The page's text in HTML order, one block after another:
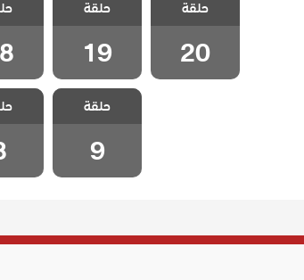
البلقان الحلقة
20
حلقة
20
البلقان الحلقة
19
حلقة
19
مسلسل تهويدة
البلقان الحلقة 9
حلقة
9
البلقان